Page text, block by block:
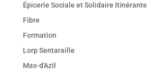
Épicerie Sociale et Solidaire Itinérante
Fibre
Formation
Lorp Sentaraille
Mas-d'Azil